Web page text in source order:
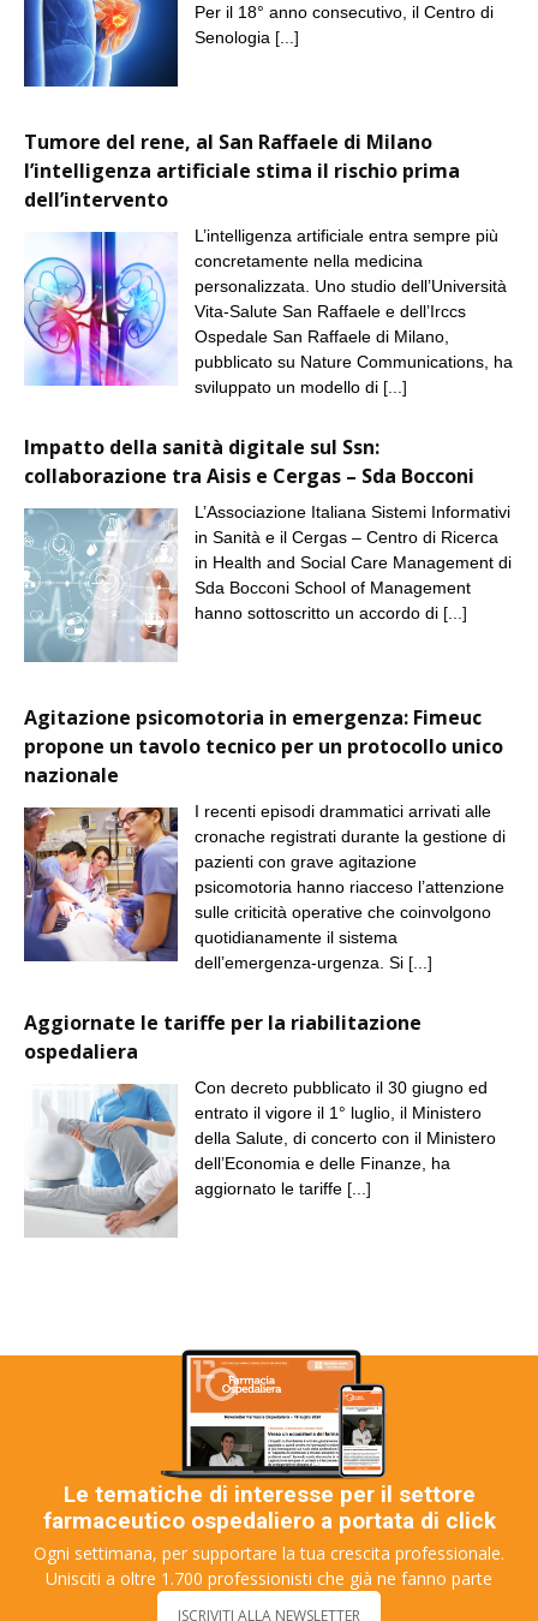
Per il 18° anno consecutivo, il Centro di
Senologia [...]
Tumore del rene, al San Raffaele di Milano
l’intelligenza artificiale stima il rischio prima
dell’intervento
L’intelligenza artificiale entra sempre più
concretamente nella medicina
personalizzata. Uno studio dell’Università
Vita-Salute San Raffaele e dell’Irccs
Ospedale San Raffaele di Milano,
pubblicato su Nature Communications, ha
sviluppato un modello di [...]
Impatto della sanità digitale sul Ssn:
collaborazione tra Aisis e Cergas – Sda Bocconi
L’Associazione Italiana Sistemi Informativi
in Sanità e il Cergas – Centro di Ricerca
in Health and Social Care Management di
Sda Bocconi School of Management
hanno sottoscritto un accordo di [...]
Agitazione psicomotoria in emergenza: Fimeuc
propone un tavolo tecnico per un protocollo unico
nazionale
I recenti episodi drammatici arrivati alle
cronache registrati durante la gestione di
pazienti con grave agitazione
psicomotoria hanno riacceso l’attenzione
sulle criticità operative che coinvolgono
quotidianamente il sistema
dell’emergenza-urgenza. Si [...]
Aggiornate le tariffe per la riabilitazione
ospedaliera
Con decreto pubblicato il 30 giugno ed
entrato il vigore il 1° luglio, il Ministero
della Salute, di concerto con il Ministero
dell’Economia e delle Finanze, ha
aggiornato le tariffe [...]
Le tematiche di interesse per il settore
farmaceutico ospedaliero a portata di click
Ogni settimana, per supportare la tua crescita professionale.
Unisciti a oltre 1.700 professionisti che già ne fanno parte
ISCRIVITI ALLA NEWSLETTER